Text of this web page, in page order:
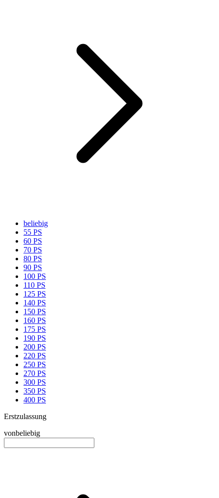
beliebig
55 PS
60 PS
70 PS
80 PS
90 PS
100 PS
110 PS
125 PS
140 PS
150 PS
160 PS
175 PS
190 PS
200 PS
220 PS
250 PS
270 PS
300 PS
350 PS
400 PS
Erstzulassung
vonbeliebig